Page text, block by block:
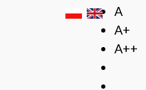
A
A+
A++